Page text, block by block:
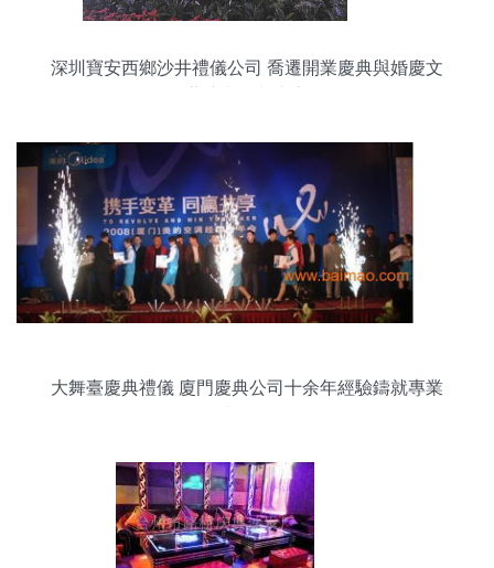
深圳寶安西鄉沙井禮儀公司 喬遷開業慶典與婚慶文
大舞臺慶典禮儀 廈門慶典公司十余年經驗鑄就專業